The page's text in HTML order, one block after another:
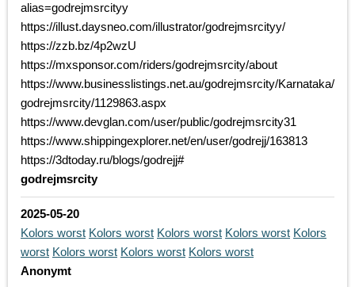
alias=godrejmsrcityy
https://illust.daysneo.com/illustrator/godrejmsrcityy/
https://zzb.bz/4p2wzU
https://mxsponsor.com/riders/godrejmsrcity/about
https://www.businesslistings.net.au/godrejmsrcity/Karnataka/
godrejmsrcity/1129863.aspx
https://www.devglan.com/user/public/godrejmsrcity31
https://www.shippingexplorer.net/en/user/godrejj/163813
https://3dtoday.ru/blogs/godrejj#
godrejmsrcity
2025-05-20
Kolors worst Kolors worst Kolors worst Kolors worst Kolors
worst Kolors worst Kolors worst Kolors worst
Anonymt